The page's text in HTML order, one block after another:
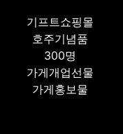
기프트쇼핑몰
호주기념품
300명
가게개업선물
가게홍보물